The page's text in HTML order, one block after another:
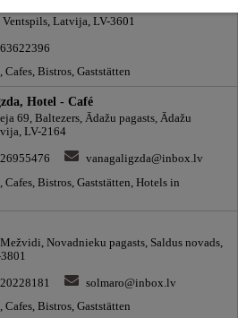
Ventspils, Latvija, LV-3601
Cafes, Bistros, Gaststätten
Hotel - Café
69, Baltezers, Ādažu pagasts, Ādažu
LV-2164
vanagaligzda@inbox.lv
Cafes, Bistros, Gaststätten, Hotels in
Novadnieku pagasts, Saldus novads,
solmaro@inbox.lv
Cafes, Bistros, Gaststätten